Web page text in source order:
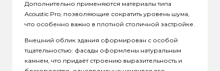
Дополнительно применяются материалы типа
Acoustic Pro, позволяющие сократить уровень шума,
что особенно важно в плотной столичной застройке.
Внешний облик здания сформирован с особой
тщательностью: фасады оформлены натуральным
камнем, что придаёт строению выразительность и